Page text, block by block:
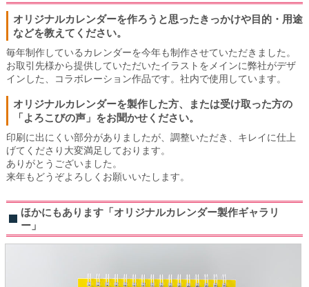
オリジナルカレンダーを作ろうと思ったきっかけや目的・用途
などを教えてください。
毎年制作しているカレンダーを今年も制作させていただきました。
お取引先様から提供していただいたイラストをメインに弊社がデザ
インした、コラボレーション作品です。社内で使用しています。
オリジナルカレンダーを製作した方、または受け取った方の
「よろこびの声」をお聞かせください。
印刷に出にくい部分がありましたが、調整いただき、キレイに仕上
げてくださり大変満足しております。
ありがとうございました。
来年もどうぞよろしくお願いいたします。
ほかにもあります「オリジナルカレンダー製作ギャラリ
ー」